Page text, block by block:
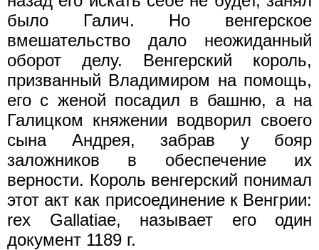
было Галич. Но венгерское
вмешательство дало неожиданный
оборот делу. Венгерский король,
призванный Владимиром на помощь,
его с женой посадил в башню, а на
Галицком княжении водворил своего
сына Андрея, забрав у бояр
заложников в обеспечение их
верности. Король венгерский понимал
этот акт как присоединение к Венгрии:
rex Gallatiae, называет его один
документ 1189 г.